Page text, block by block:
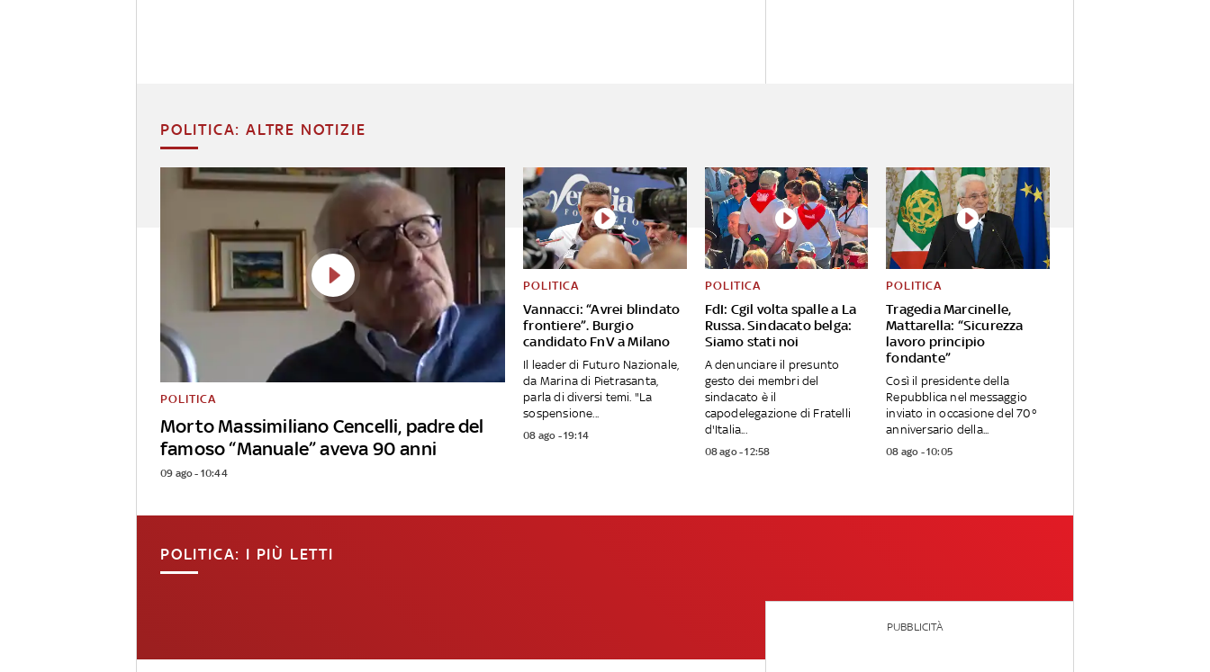
POLITICA: ALTRE NOTIZIE
Morto Massimiliano Cencelli, padre del
famoso “Manuale” aveva 90 anni
POLITICA
09 ago - 10:44
Vannacci: “Avrei blindato
frontiere”. Burgio
candidato FnV a Milano
POLITICA
Il leader di Futuro Nazionale,
da Marina di Pietrasanta,
parla di diversi temi. "La
sospensione...
08 ago - 19:14
FdI: Cgil volta spalle a La
Russa. Sindacato belga:
Siamo stati noi
POLITICA
A denunciare il presunto
gesto dei membri del
sindacato è il
capodelegazione di Fratelli
d'Italia...
08 ago - 12:58
Tragedia Marcinelle,
Mattarella: “Sicurezza
lavoro principio
fondante”
POLITICA
Così il presidente della
Repubblica nel messaggio
inviato in occasione del 70°
anniversario della...
08 ago - 10:05
POLITICA: I PIÙ LETTI
PUBBLICITÀ